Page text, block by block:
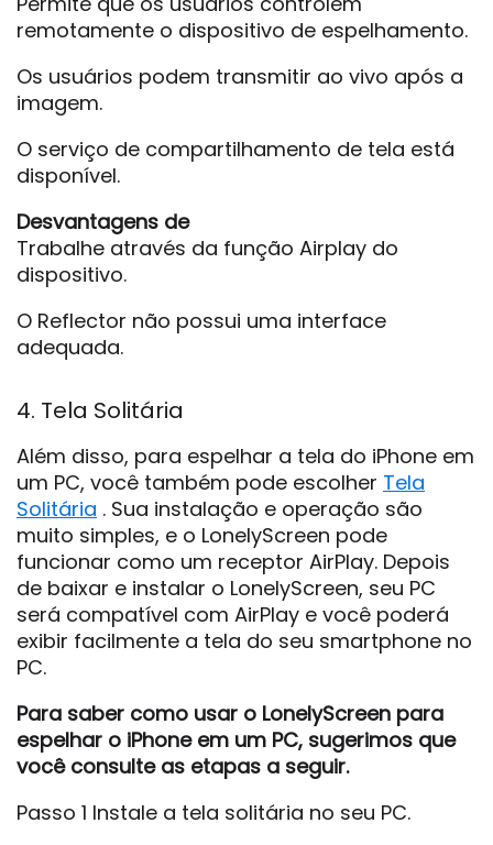
remotamente o dispositivo de espelhamento.
Os usuários podem transmitir ao vivo após a
imagem.
O serviço de compartilhamento de tela está
disponível.
Desvantagens de
Trabalhe através da função Airplay do
dispositivo.
O Reflector não possui uma interface
adequada.
4. Tela Solitária
Além disso, para espelhar a tela do iPhone em
um PC, você também pode escolher Tela
Solitária . Sua instalação e operação são
muito simples, e o LonelyScreen pode
funcionar como um receptor AirPlay. Depois
de baixar e instalar o LonelyScreen, seu PC
será compatível com AirPlay e você poderá
exibir facilmente a tela do seu smartphone no
PC.
Para saber como usar o LonelyScreen para
espelhar o iPhone em um PC, sugerimos que
você consulte as etapas a seguir.
Passo 1 Instale a tela solitária no seu PC.